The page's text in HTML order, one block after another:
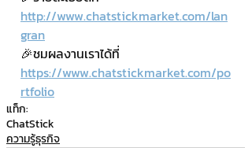
http://www.chatstickmarket.com/lan
gran
🎉ชมผลงานเราได้ที่
https://www.chatstickmarket.com/po
rtfolio
แท็ก:
ChatStick
ความรู้ธุรกิจ